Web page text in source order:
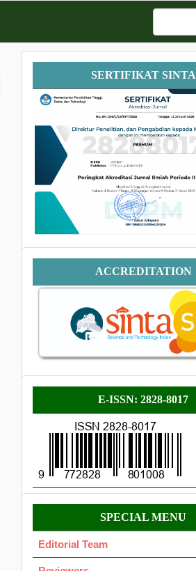
Sertifikat
SINTA
SERTIFIKAT SINTA
Accreditation
ACCREDITATION
E-
ISSN
E-ISSN: 2828-8017
Menu
OK
SPECIAL MENU
Editorial Team